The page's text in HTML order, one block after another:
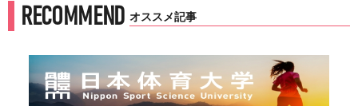
RECOMMEND オススメ記事